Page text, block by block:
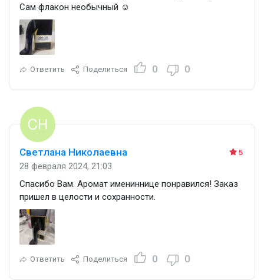
Сам флакон необычный ☺️
Ответить Поделиться 0 0
5
Светлана Николаевна
28 февраля 2024, 21:03
Спасибо Вам. Аромат имениннице понравился! Заказ
пришел в целости и сохранности.
Ответить Поделиться 0 0